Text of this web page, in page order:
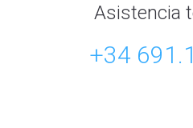
Asistencia
+34